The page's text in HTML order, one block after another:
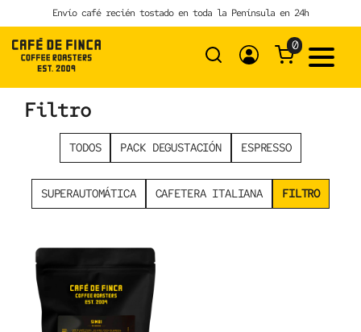
to
content
Envío café recién tostado en toda la Península en 24h
0
Filtro
TODOS PACK DEGUSTACIÓN ESPRESSO
SUPERAUTOMÁTICA CAFETERA ITALIANA FILTRO